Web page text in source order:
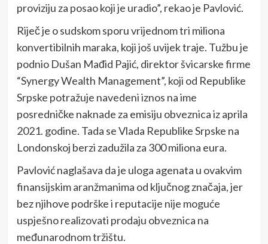
proviziju za posao koji je uradio”, rekao je Pavlović.
Riječ je o sudskom sporu vrijednom tri miliona
konvertibilnih maraka, koji još uvijek traje. Tužbu je
podnio Dušan Mađid Pajić, direktor švicarske firme
“Synergy Wealth Management”, koji od Republike
Srpske potražuje navedeni iznos na ime
posredničke naknade za emisiju obveznica iz aprila
2021. godine. Tada se Vlada Republike Srpske na
Londonskoj berzi zadužila za 300 miliona eura.
Pavlović naglašava da je uloga agenata u ovakvim
finansijskim aranžmanima od ključnog značaja, jer
bez njihove podrške i reputacije nije moguće
uspješno realizovati prodaju obveznica na
međunarodnom tržištu.